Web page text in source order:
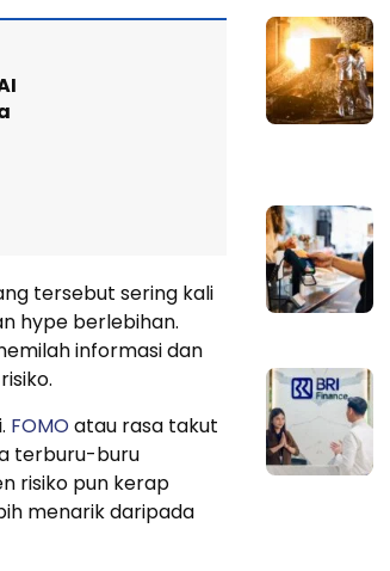
tersebut sering kali
hype berlebihan.
informasi dan
FOMOatau rasa takut
terburu-buru
risiko pun kerap
menarik daripada